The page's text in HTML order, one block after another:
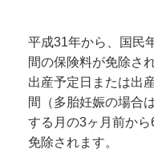
平成31年から、国民
間の保険料が免除さ
出産予定日または出
間（多胎妊娠の場合
する月の3ヶ月前か
免除されます。